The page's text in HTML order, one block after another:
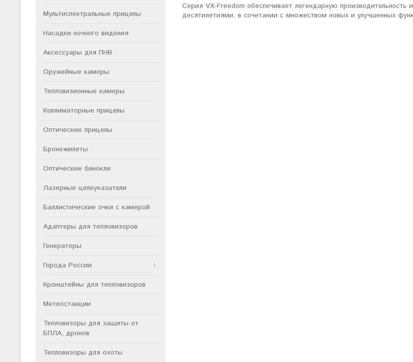
Мультиспектральные прицелы
Насадки ночного видения
Аксессуары для ПНВ
Оружейные камеры
Тепловизионные камеры
Коллиматорные прицелы
Оптические прицелы
Бронежилеты
Оптические бинокли
Лазерные целеуказатели
Баллистические очки с камерой
Адаптеры для тепловизоров
Генераторы
Города России
Кронштейны для тепловизоров
Метеостанции
Тепловизоры для защиты от
БПЛА, дронов
Тепловизоры для охоты
Серия VX-Freedom обеспечивает легендарную
десятилетиями, в сочетании с множеством новых и улучшенных